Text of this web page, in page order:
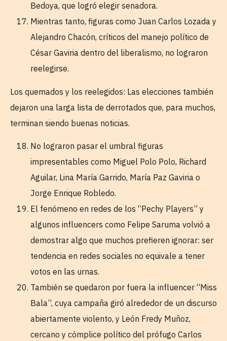
Bedoya, que logró elegir senadora.
Mientras tanto, figuras como Juan Carlos Lozada y
Alejandro Chacón, críticos del manejo político de
César Gaviria dentro del liberalismo, no lograron
reelegirse.
Los quemados y los reelegidos: Las elecciones también
dejaron una larga lista de derrotados que, para muchos,
terminan siendo buenas noticias.
No lograron pasar el umbral figuras
impresentables como Miguel Polo Polo, Richard
Aguilar, Lina María Garrido, María Paz Gaviria o
Jorge Enrique Robledo.
El fenómeno en redes de los “Pechy Players” y
algunos influencers como Felipe Saruma volvió a
demostrar algo que muchos prefieren ignorar: ser
tendencia en redes sociales no equivale a tener
votos en las urnas.
También se quedaron por fuera la influencer “Miss
Bala”, cuya campaña giró alrededor de un discurso
abiertamente violento, y León Fredy Muñoz,
cercano y cómplice político del prófugo Carlos